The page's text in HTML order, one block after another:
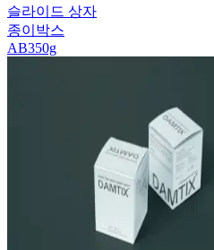
슬라이드 상자
종이박스
AB350g